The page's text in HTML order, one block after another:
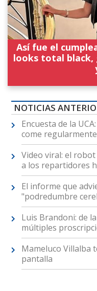
Así fue el
looks total black,
NOTICIAS
Encuesta de la
come regularmente
Video viral: el
a los repartidores
El informe que
"podredumbre
Luis Brandoni: de
múltiples
Mameluco Villalba
pantalla